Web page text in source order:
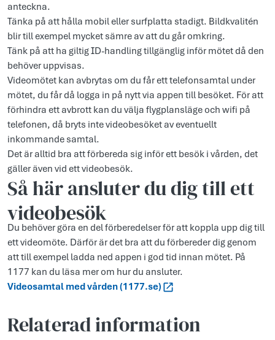
anteckna.
Tänka på att hålla mobil eller surfplatta stadigt. Bildkvalitén
blir till exempel mycket sämre av att du går omkring.
Tänk på att ha giltig ID-handling tillgänglig inför mötet då den
behöver uppvisas.
Videomötet kan avbrytas om du får ett telefonsamtal under
mötet, du får då logga in på nytt via appen till besöket. För att
förhindra ett avbrott kan du välja flygplansläge och wifi på
telefonen, då bryts inte videobesöket av eventuellt
inkommande samtal.
Det är alltid bra att förbereda sig inför ett besök i vården, det
gäller även vid ett videobesök.
Så här ansluter du dig till ett
videobesök
Du behöver göra en del förberedelser för att koppla upp dig till
ett videomöte. Därför är det bra att du förbereder dig genom
att till exempel ladda ned appen i god tid innan mötet. På
1177 kan du läsa mer om hur du ansluter.
Videosamtal med vården (1177.se)
Relaterad information